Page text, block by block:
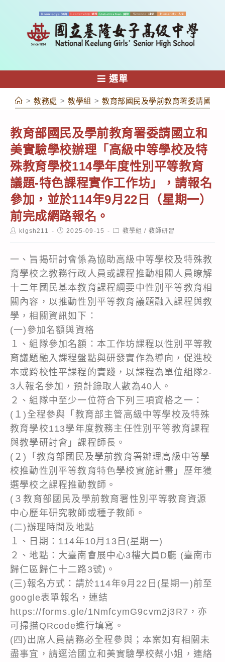
容
選單
> 教務處 > 教學組 > 教育部國民及學前教育署委請國立
教育部國民及學前教育署委請國立和
美實驗學校辦理「高級中等學校及特
殊教育學校114學年度性別平等教育
議題-特色課程實作工作坊」，請報名
參加，並於114年9月22日（星期一）
前完成網路報名。
Postklgsh211
Post2025-09-15
Post教學組 / 教師研習
一、旨揭研討會係為協助高級中等學校及特殊教
育學校之教務行政人員或課程推動相關人員瞭解
十二年國民基本教育課程綱要中性別平等教育相
關內容，以推動性別平等教育議題融入課程與教
學，相關資訊如下：
(一)參加名額與資格
１、組隊參加名額：本工作坊課程以性別平等教
育議題融入課程盤點與研發實作為導向，促進校
本或跨校性平課程的實踐，以課程為單位組隊2-
3人報名參加，預計錄取人數為40人。
２、組隊中至少一位符合下列三項資格之一：
(１)全程參與「教育部主管高級中等學校及特殊
教育學校113學年度教務主任性別平等教育課程
與教學研討會」課程師長。
(２)「教育部國民及學前教育署辦理高級中等學
校推動性別平等教育特色學校實施計畫」歷年獲
選學校之課程推動教師。
(３教育部國民及學前教育署性別平等教育資源
中心歷年研究教師或種子教師。
(二)辦理時間及地點
１、日期：114年10月13日(星期一)
２、地點：大臺南會展中心3樓大員D廳 (臺南市
歸仁區歸仁十二路3號)。
(三)報名方式：請於114年9月22日(星期一)前至
google表單報名，連結
https://forms.gle/1NmfcymG9cvm2j3R7，亦
可掃描QRcode進行填寫。
(四)出席人員請務必全程參與；本案如有相關未
盡事宜，請逕洽國立和美實驗學校蔡小姐，連絡